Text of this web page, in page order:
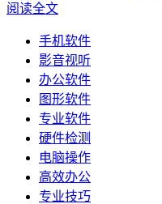
阅读全文
手机软件
影音视听
办公软件
图形软件
专业软件
硬件检测
电脑操作
高效办公
专业技巧